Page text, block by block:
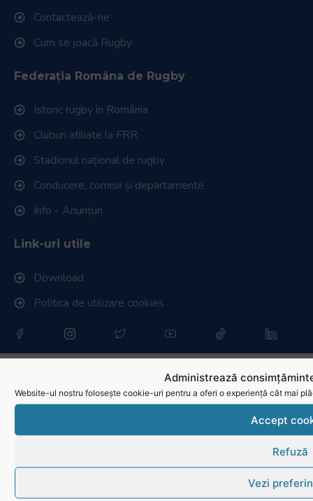
Administrează
Website-ul nostru folosește cookie-uri pentru a oferi o experiență cât mai
Accept
Refuză
Vezi
Contactează-ne
Cum se joacă Rugby
Federația Româna de Rugby
Istoric rugby în România
Cluburi afiliate la FRR
Stadionul național de rugby
Conducere, comisii și departamente
Info - Anunțuri
Link-uri utile
Download
Politica de utilizare cookies